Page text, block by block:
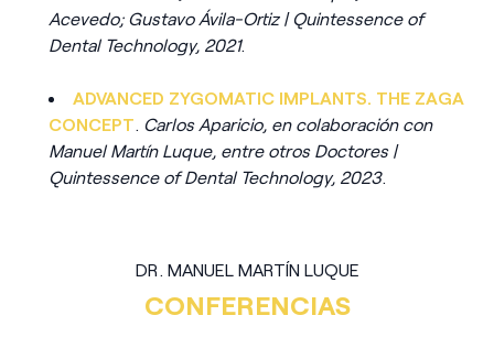
Acevedo; Gustavo Ávila-Ortiz | Quintessence of
Dental Technology, 2021.
ADVANCED ZYGOMATIC IMPLANTS. THE ZAGA
CONCEPT. Carlos Aparicio, en colaboración con
Manuel Martín Luque, entre otros Doctores |
Quintessence of Dental Technology, 2023.
DR. MANUEL MARTÍN LUQUE
CONFERENCIAS